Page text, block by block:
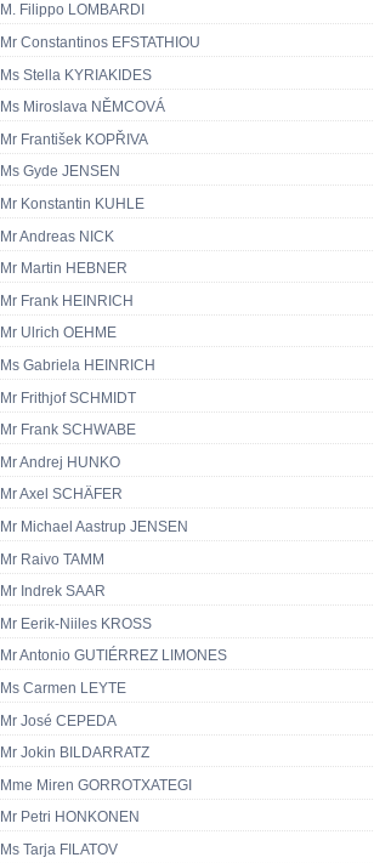
M. Filippo LOMBARDI
Mr Constantinos EFSTATHIOU
Ms Stella KYRIAKIDES
Ms Miroslava NĚMCOVÁ
Mr František KOPŘIVA
Ms Gyde JENSEN
Mr Konstantin KUHLE
Mr Andreas NICK
Mr Martin HEBNER
Mr Frank HEINRICH
Mr Ulrich OEHME
Ms Gabriela HEINRICH
Mr Frithjof SCHMIDT
Mr Frank SCHWABE
Mr Andrej HUNKO
Mr Axel SCHÄFER
Mr Michael Aastrup JENSEN
Mr Raivo TAMM
Mr Indrek SAAR
Mr Eerik-Niiles KROSS
Mr Antonio GUTIÉRREZ LIMONES
Ms Carmen LEYTE
Mr José CEPEDA
Mr Jokin BILDARRATZ
Mme Miren GORROTXATEGI
Mr Petri HONKONEN
Ms Tarja FILATOV